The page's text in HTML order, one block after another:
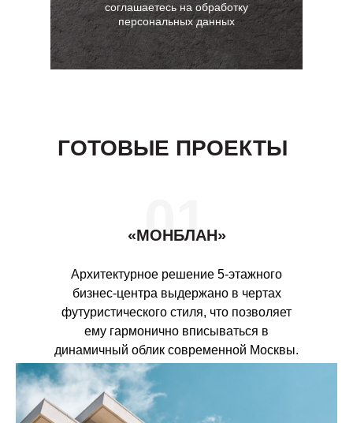
соглашаетесь на обработку
персональных данных
ГОТОВЫЕ ПРОЕКТЫ
Архитектурное решение 5-этажного
бизнес-центра выдержано в чертах
футуристического стиля, что позволяет
ему гармонично вписываться в
динамичный облик современной Москвы.
01
«МОНБЛАН»